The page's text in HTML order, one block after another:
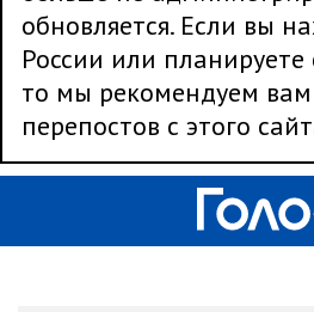
обновляется. Если вы
России или
то мы рекомендуем
перепостов с этого